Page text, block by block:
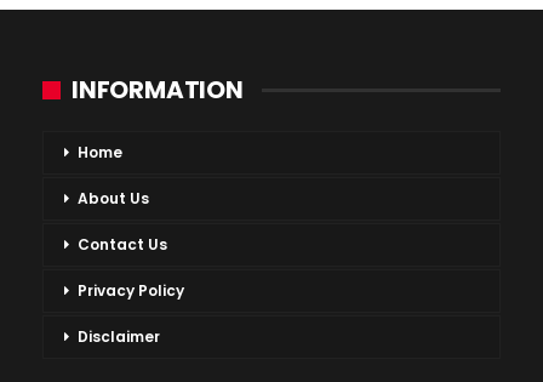
INFORMATION
Home
About Us
Contact Us
Privacy Policy
Disclaimer